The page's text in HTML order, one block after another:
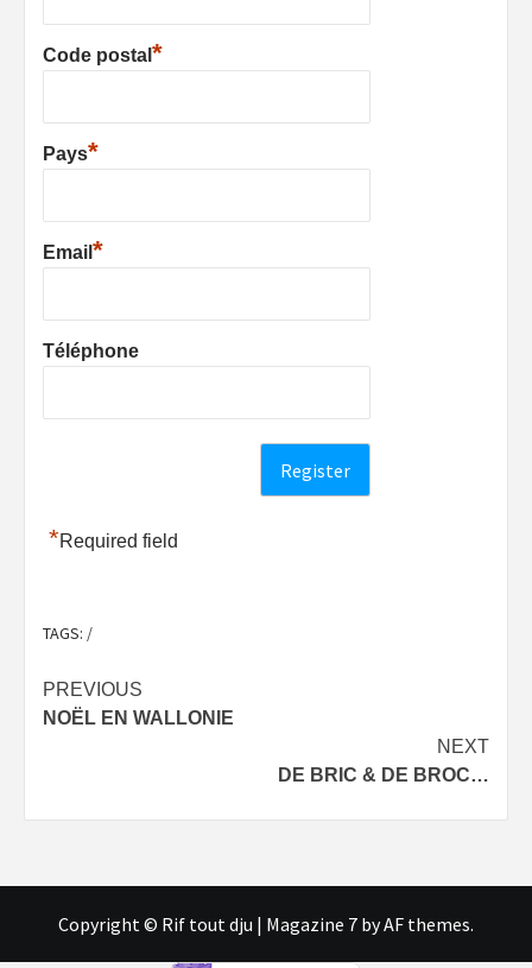
Code postal *
Pays*
Email *
Téléphone
*Required field
TAGS: /
Post
navigation
PREVIOUS
NOËL EN WALLONIE
NEXT
DE BRIC & DE BROC…
Copyright © Rif tout dju | Magazine 7 by AF themes.